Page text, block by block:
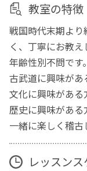
教室の特徴
戦国時代末期よ
く、丁寧にお教え
年齢性別不問です。
古武道に興味が
文化に興味があ
歴史に興味がある
一緒に楽しく稽古
レッスン